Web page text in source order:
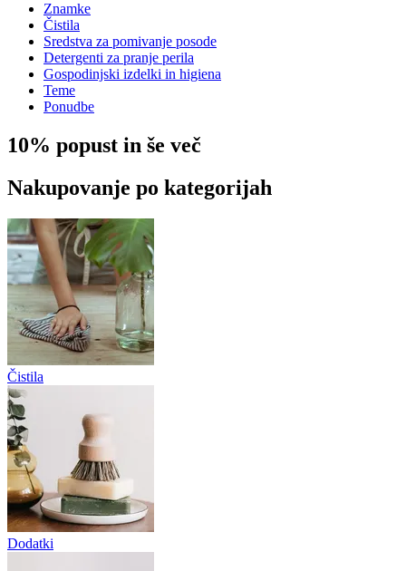
Znamke
Čistila
Sredstva za pomivanje posode
Detergenti za pranje perila
Gospodinjski izdelki in higiena
Teme
Ponudbe
10% popust in še več
Nakupovanje po kategorijah
Čistila
Dodatki